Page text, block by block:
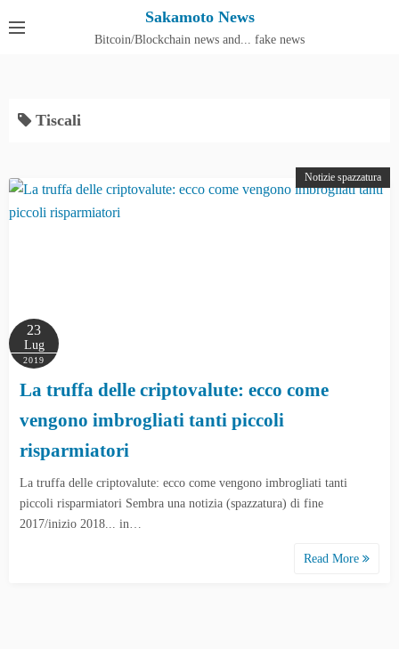
Sakamoto News
Bitcoin/Blockchain news and... fake news
Tiscali
Notizie spazzatura
23
Lug
2019
La truffa delle criptovalute: ecco come
vengono imbrogliati tanti piccoli
risparmiatori
La truffa delle criptovalute: ecco come vengono imbrogliati tanti
piccoli risparmiatori Sembra una notizia (spazzatura) di fine
2017/inizio 2018... in…
Read More